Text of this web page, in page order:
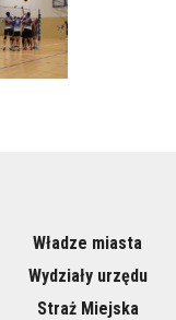
Władze miasta
Wydziały urzędu
Straż Miejska